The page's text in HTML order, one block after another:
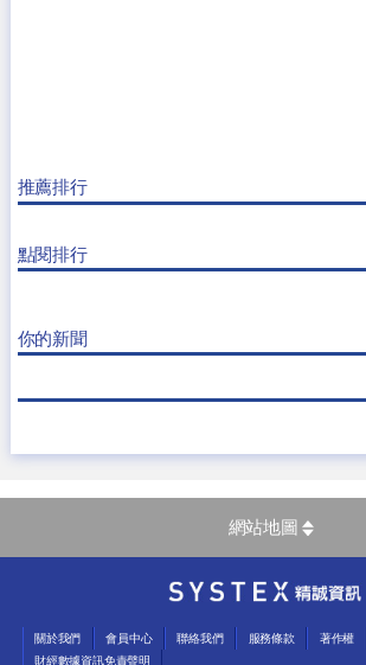
推薦排行
點閱排行
你的新聞
網站地圖
關於我們 會員中心 聯絡我們 服務條款 著作權
財經數據資訊免責聲明